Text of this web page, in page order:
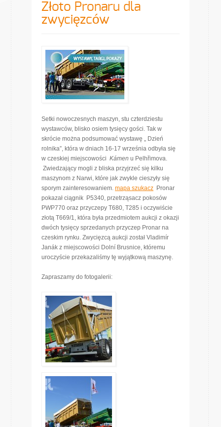
Złoto Pronaru dla
zwycięzców
Setki nowoczesnych maszyn, stu czterdziestu
wystawców, blisko osiem tysięcy gości. Tak w
skrócie można podsumować wystawę „ Dzień
rolnika”, która w dniach 16-17 września odbyła się
w czeskiej miejscowości Kámen u Pelhřimova.
Zwiedzający mogli z bliska przyjrzeć się kilku
maszynom z Narwi, które jak zwykle cieszyły się
sporym zainteresowaniem. mapa szukacz Pronar
pokazał ciągnik P5340, przetrząsacz pokosów
PWP770 oraz przyczepy T680, T285 i oczywiście
złotą T669/1, która była przedmiotem aukcji z okazji
dwóch tysięcy sprzedanych przyczep Pronar na
czeskim rynku. Zwycięzcą aukcji został Vladimír
Janák z miejscowości Dolní Brusnice, któremu
uroczyście przekazaliśmy tę wyjątkową maszynę.
Zapraszamy do fotogalerii: